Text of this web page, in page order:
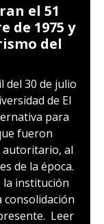
el 51
de 1975 y
del
del 30 de julio
de El
para
fueron
autoritario, al
de la época.
la institución
consolidación
Leer